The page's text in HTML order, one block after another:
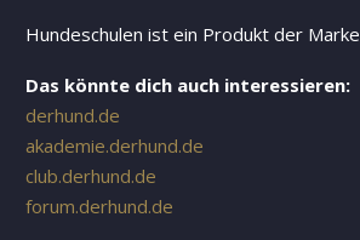
Hundeschulen ist ein Produkt der Marke
Das könnte dich auch interessieren:
derhund.de
akademie.derhund.de
club.derhund.de
forum.derhund.de